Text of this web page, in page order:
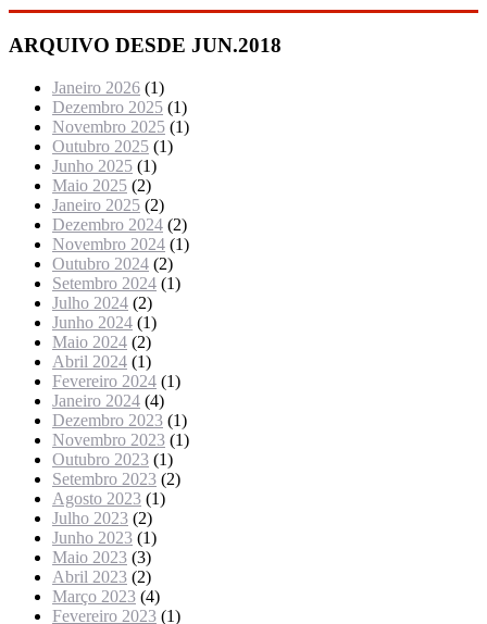
ARQUIVO DESDE JUN.2018
Janeiro 2026 (1)
Dezembro 2025 (1)
Novembro 2025 (1)
Outubro 2025 (1)
Junho 2025 (1)
Maio 2025 (2)
Janeiro 2025 (2)
Dezembro 2024 (2)
Novembro 2024 (1)
Outubro 2024 (2)
Setembro 2024 (1)
Julho 2024 (2)
Junho 2024 (1)
Maio 2024 (2)
Abril 2024 (1)
Fevereiro 2024 (1)
Janeiro 2024 (4)
Dezembro 2023 (1)
Novembro 2023 (1)
Outubro 2023 (1)
Setembro 2023 (2)
Agosto 2023 (1)
Julho 2023 (2)
Junho 2023 (1)
Maio 2023 (3)
Abril 2023 (2)
Março 2023 (4)
Fevereiro 2023 (1)